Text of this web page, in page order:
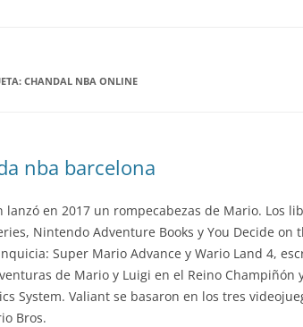
CHANDAL NBA ONLINE
nba barcelona
en 2017 un rompecabezas de Mario. Los
Nintendo Adventure Books y You Decide
Super Mario Advance y Wario Land 4,
de Mario y Luigi en el Reino
System. Valiant se basaron en los tres
Bros.